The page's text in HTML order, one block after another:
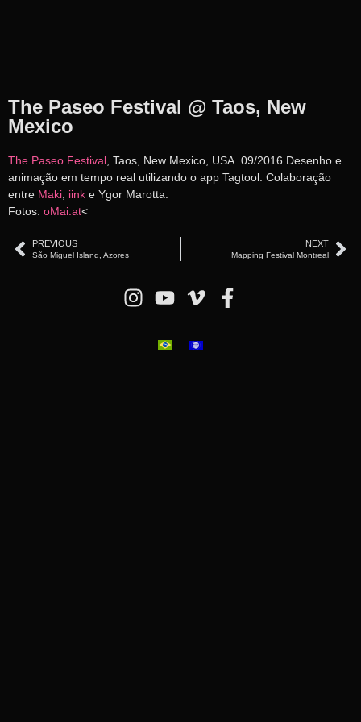
The Paseo Festival @ Taos, New
Mexico
The Paseo Festival, Taos, New Mexico, USA. 09/2016 Desenho e
animação em tempo real utilizando o app Tagtool. Colaboração
entre Maki, iink e Ygor Marotta.
Fotos: oMai.at<
PREVIOUS
São Miguel Island, Azores
NEXT
Mapping Festival Montreal